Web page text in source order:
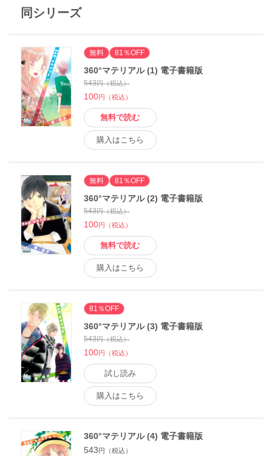
同シリーズ
無料 81％OFF
360°マテリアル (1) 電子書籍版
543円（税込）
100円（税込）
無料で読む
購入はこちら
無料 81％OFF
360°マテリアル (2) 電子書籍版
543円（税込）
100円（税込）
無料で読む
購入はこちら
81％OFF
360°マテリアル (3) 電子書籍版
543円（税込）
100円（税込）
試し読み
購入はこちら
360°マテリアル (4) 電子書籍版
543 円（税込）